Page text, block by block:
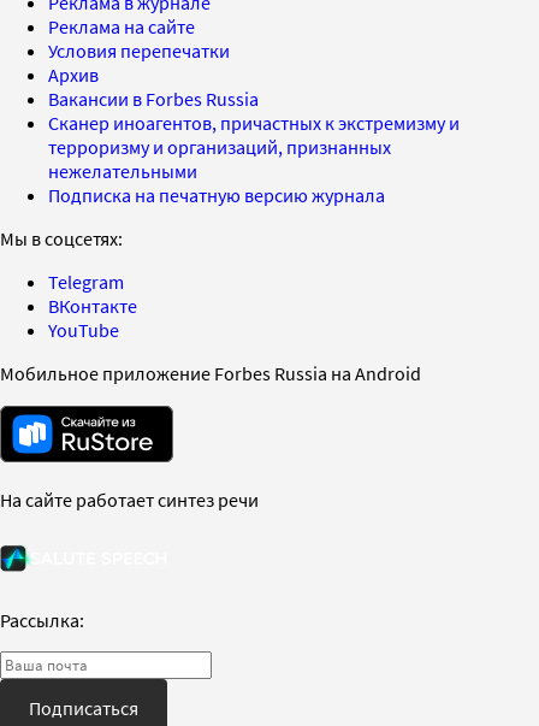
Реклама на сайте
Условия перепечатки
Архив
Вакансии в Forbes Russia
Сканер иноагентов, причастных к экстремизму и
терроризму и организаций, признанных
нежелательными
Подписка на печатную версию журнала
Мы в соцсетях:
Telegram
ВКонтакте
YouTube
Мобильное приложение Forbes Russia на Android
На сайте работает синтез речи
Рассылка:
Подписаться